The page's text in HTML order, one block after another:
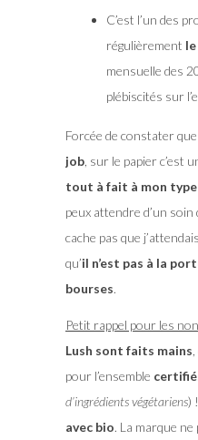
C’est l’un des
régulièrement
mensuelle des
plébiscités sur
Forcée de constater que
job, sur le papier c’est
tout à fait à mon type
peux attendre d’un soin
cache pas que
qu’il n’est pas à la
bourses.
Petit rappel pour les
Lush sont faits mains
pour l’ensemble
d’ingrédients végétariens)
avec bio. La marque